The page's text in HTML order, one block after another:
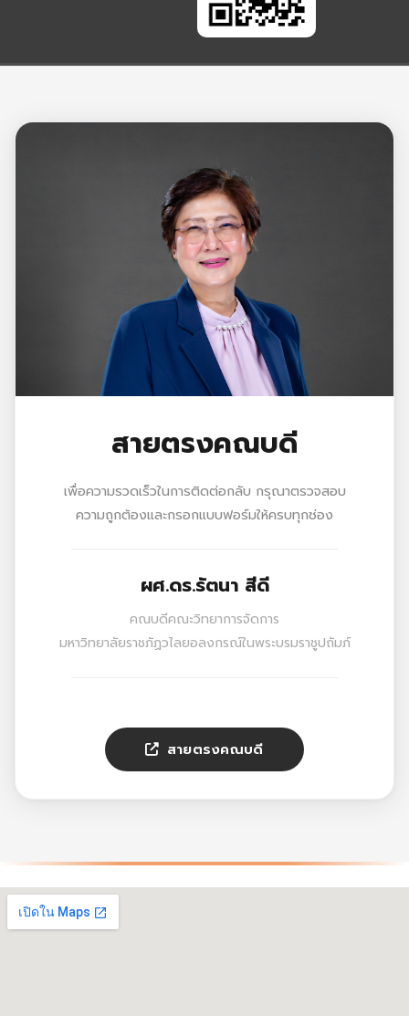
สายตรงคณบดี
เพื่อความรวดเร็วในการติดต่อกลับ กรุณาตรวจสอบ
ความถูกต้องและกรอกแบบฟอร์มให้ครบทุกช่อง
ผศ.ดร.รัตนา สีดี
คณบดีคณะวิทยาการจัดการ
มหาวิทยาลัยราชภัฏวไลยอลงกรณ์ในพระบรมราชูปถัมภ์
สายตรงคณบดี